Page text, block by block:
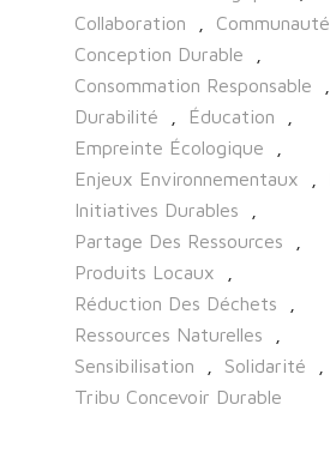
Collaboration
Communauté
Conception Durable
Consommation Responsable
Durabilité
Éducation
Empreinte Écologique
Enjeux Environnementaux
Initiatives Durables
Partage Des Ressources
Produits Locaux
Réduction Des Déchets
Ressources Naturelles
Sensibilisation
Solidarité
Tribu Concevoir Durable